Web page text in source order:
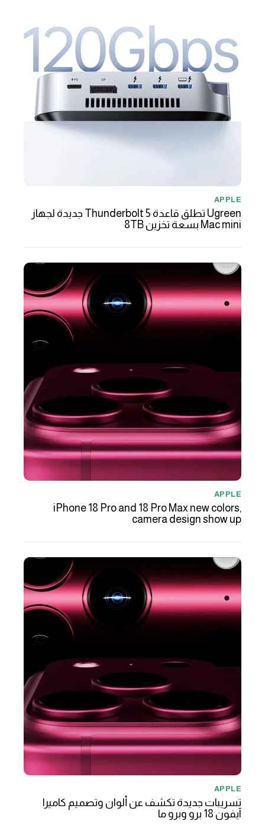
APPLE
Ugreen تطلق قاعدة Thunderbolt 5 جديدة لجهاز
Mac mini بسعة تخزين 8TB
APPLE
iPhone 18 Pro and 18 Pro Max new colors,
camera design show up
APPLE
تسريبات جديدة تكشف عن ألوان وتصميم كاميرا
آيفون 18 برو وبرو ما